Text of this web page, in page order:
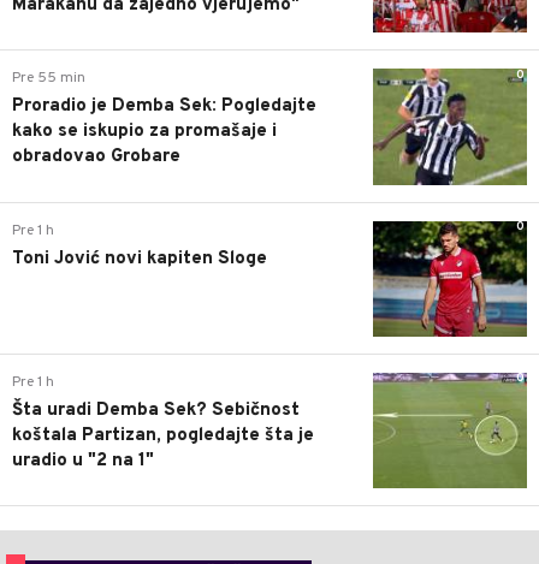
Marakanu da zajedno vjerujemo"
0
Pre 55 min
Proradio je Demba Sek: Pogledajte
kako se iskupio za promašaje i
obradovao Grobare
0
Pre 1 h
Toni Jović novi kapiten Sloge
0
Pre 1 h
Šta uradi Demba Sek? Sebičnost
koštala Partizan, pogledajte šta je
uradio u "2 na 1"